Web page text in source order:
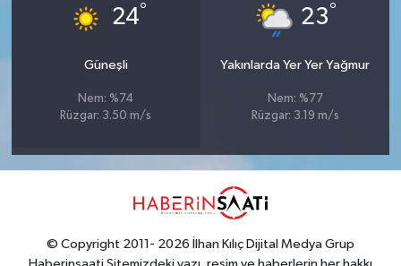
24°
Güneşli
Nem: %74
Rüzgar: 3.50 m/s
23°
Yakınlarda Yer Yer Yağmur
Nem: %77
Rüzgar: 3.19 m/s
© Copyright 2011- 2026 İlhan Kılıç Dijital Medya Grup
Haberinsaati Sitemizdeki yazı, resim ve haberlerin her hakkı